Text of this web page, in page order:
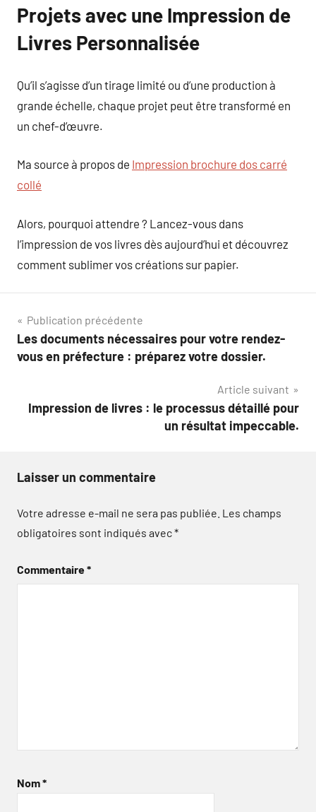
Projets avec une Impression de
Livres Personnalisée
Qu’il s’agisse d’un tirage limité ou d’une production à
grande échelle, chaque projet peut être transformé en
un chef-d’œuvre.
Ma source à propos de Impression brochure dos carré
collé
Alors, pourquoi attendre ? Lancez-vous dans
l’impression de vos livres dès aujourd’hui et découvrez
comment sublimer vos créations sur papier.
Navigation
de
Publication précédente
Les documents nécessaires pour votre rendez-
vous en préfecture : préparez votre dossier.
Article suivant
Impression de livres : le processus détaillé pour
un résultat impeccable.
Laisser un commentaire
Votre adresse e-mail ne sera pas publiée. Les champs
obligatoires sont indiqués avec*
Commentaire*
Nom*